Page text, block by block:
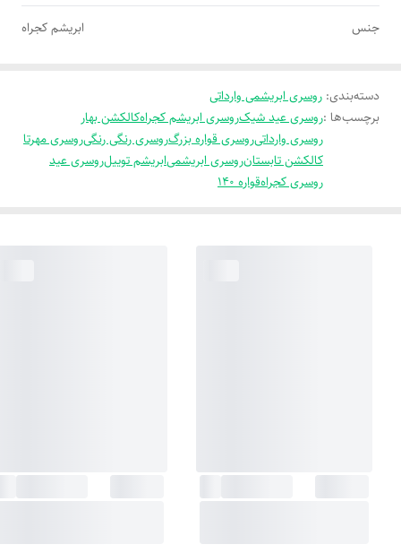
جنس ابریشم کجراه
دسته‌بندی: روسری ابریشمی وارداتی
برچسب‌ها :روسری عید شیکروسری ابریشم کجراهکالکشن بهار
روسری وارداتیروسری قواره بزرگروسری رنگی رنگیروسری مهرتا
کالکشن تابستانروسری ابریشمیابریشم توییلروسری عید
روسری کجراهقواره 140